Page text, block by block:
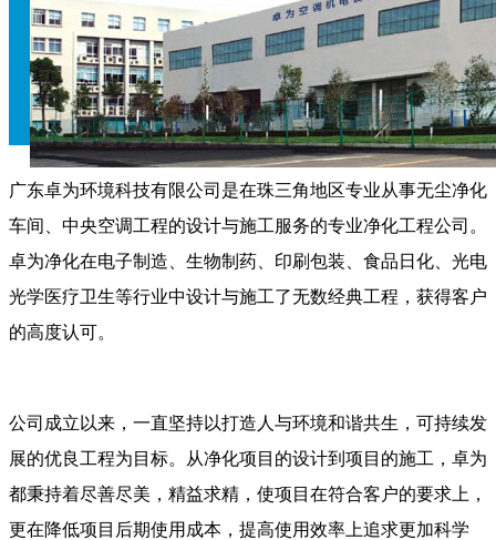
广东卓为环境科技有限公司是在珠三角地区专业从事无尘净化
车间、中央空调工程的设计与施工服务的专业净化工程公司。
卓为净化在电子制造、生物制药、印刷包装、食品日化、光电
光学医疗卫生等行业中设计与施工了无数经典工程，获得客户
的高度认可。
公司成立以来，一直坚持以打造人与环境和谐共生，可持续发
展的优良工程为目标。从净化项目的设计到项目的施工，卓为
都秉持着尽善尽美，精益求精，使项目在符合客户的要求上，
更在降低项目后期使用成本，提高使用效率上追求更加科学